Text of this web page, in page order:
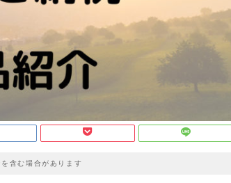
含む場合があります